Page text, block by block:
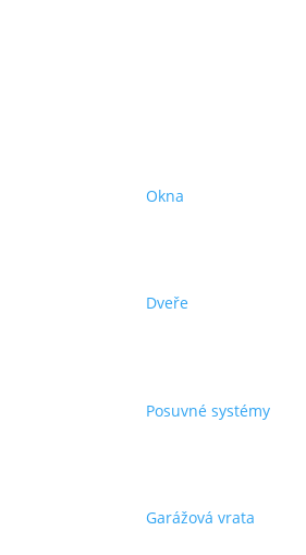
Okna
Dveře
Posuvné systémy
Garážová vrata